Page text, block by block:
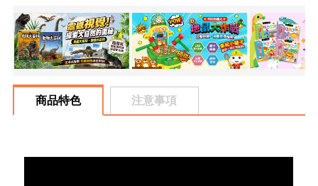
商品特色 注意事項